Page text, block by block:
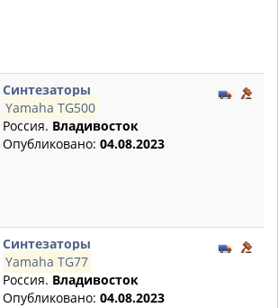
Синтезаторы
Yamaha TG500
Россия. Владивосток
Опубликовано: 04.08.2023
Синтезаторы
Yamaha TG77
Россия. Владивосток
Опубликовано: 04.08.2023